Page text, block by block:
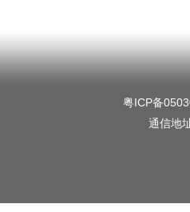
粤ICP备
通信地